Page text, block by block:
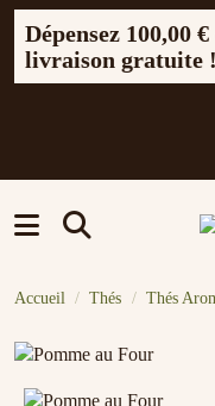
Dépensez 100,00 €
livraison gratuite
Accueil Thés Thés